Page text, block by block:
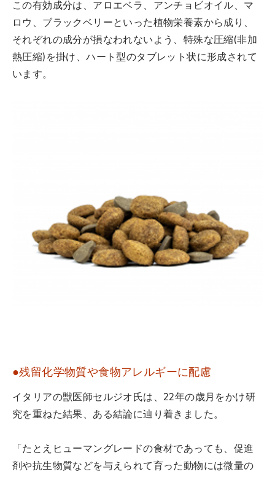
この有効成分は、アロエベラ、アンチョビオイル、マ
ロウ、ブラックベリーといった植物栄養素から成り、
それぞれの成分が損なわれないよう、特殊な圧縮(非加
熱圧縮)を掛け、ハート型のタブレット状に形成されて
います。
●残留化学物質や食物アレルギーに配慮
イタリアの獣医師セルジオ氏は、22年の歳月をかけ研
究を重ねた結果、ある結論に辿り着きました。
「たとえヒューマングレードの食材であっても、促進
剤や抗生物質などを与えられて育った動物には微量の